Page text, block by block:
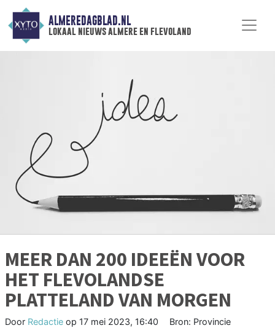
ALMEREDAGBLAD.NL
lokaal nieuws almere en flevoland
MEER DAN 200 IDEEËN VOOR
HET FLEVOLANDSE
PLATTELAND VAN MORGEN
Door Redactie op 17 mei 2023, 16:40
Bron: Provincie